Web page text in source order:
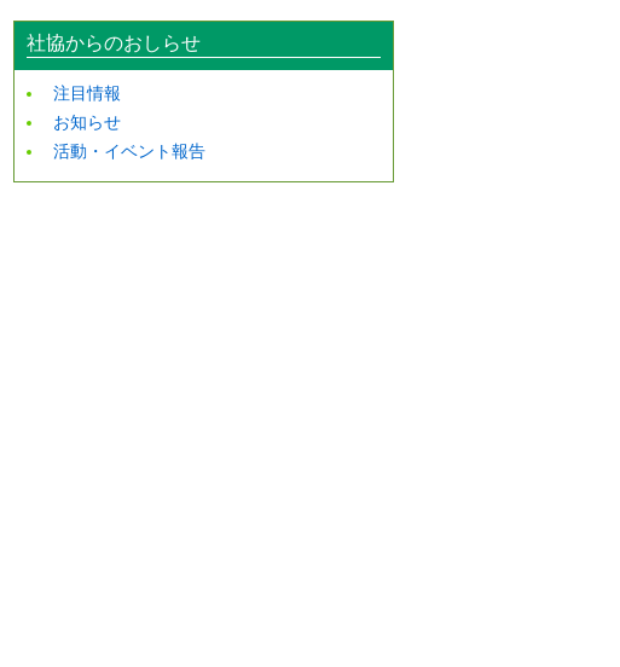
社協からのおしらせ
注目情報
お知らせ
活動・イベント報告